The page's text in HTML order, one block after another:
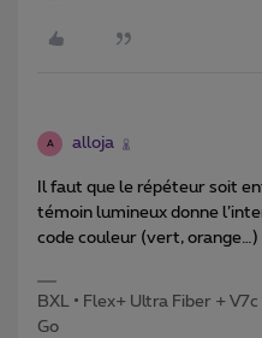
A alloja
Il faut que le répéteur soit
témoin lumineux donne
code couleur (vert, orange…)
BXL • Flex+ Ultra Fiber +
Go